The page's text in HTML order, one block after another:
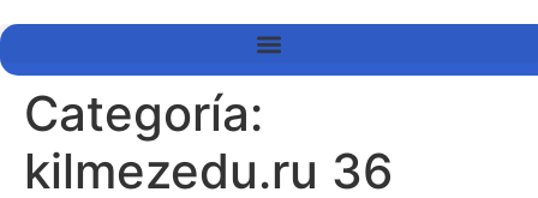
Categoría:
kilmezedu.ru 36